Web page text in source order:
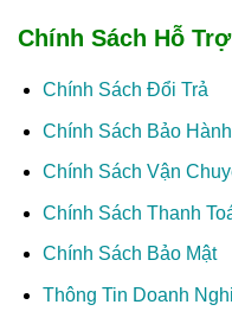
Chính Sách Hỗ Trợ
Chính Sách Đổi Trả
Chính Sách Bảo Hành
Chính Sách Vận
Chính Sách Thanh
Chính Sách Bảo Mật
Thông Tin Doanh